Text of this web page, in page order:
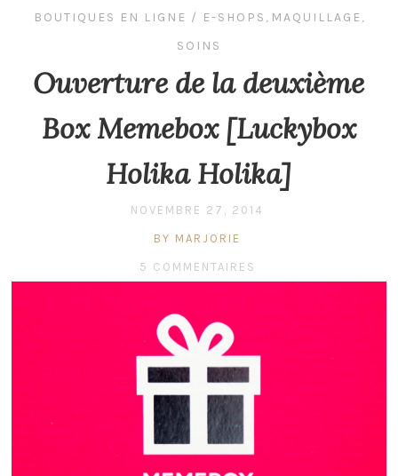
BOUTIQUES EN LIGNE / E-SHOPS , MAQUILLAGE,
SOINS
Ouverture de la deuxième
Box Memebox [Luckybox
Holika Holika]
NOVEMBRE 27, 2014
BY MARJORIE
5 COMMENTAIRES